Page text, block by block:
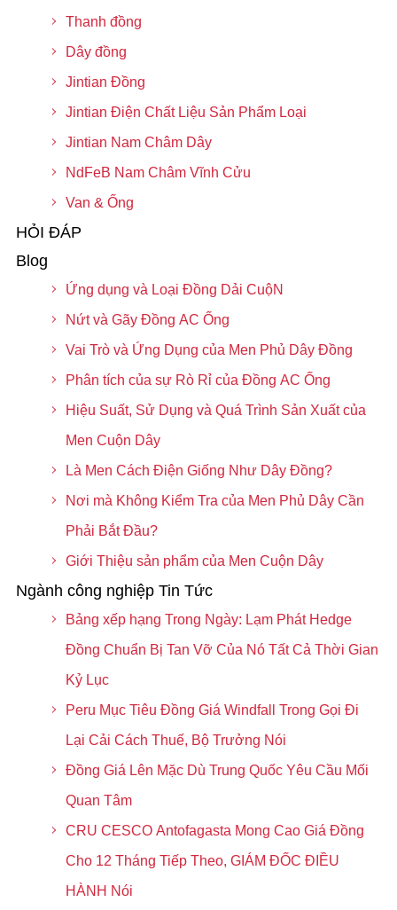
Thanh đồng
Dây đồng
Jintian Đồng
Jintian Điện Chất Liệu Sản Phẩm Loại
Jintian Nam Châm Dây
NdFeB Nam Châm Vĩnh Cửu
Van & Ống
HỎI ĐÁP
Blog
Ứng dụng và Loại Đồng Dải CuộN
Nứt và Gãy Đồng AC Ống
Vai Trò và Ứng Dụng của Men Phủ Dây Đồng
Phân tích của sự Rò Rỉ của Đồng AC Ống
Hiệu Suất, Sử Dụng và Quá Trình Sản Xuất của
Men Cuộn Dây
Là Men Cách Điện Giống Như Dây Đồng?
Nơi mà Không Kiểm Tra của Men Phủ Dây Cần
Phải Bắt Đầu?
Giới Thiệu sản phẩm của Men Cuộn Dây
Ngành công nghiệp Tin Tức
Bảng xếp hạng Trong Ngày: Lạm Phát Hedge
Đồng Chuẩn Bị Tan Vỡ Của Nó Tất Cả Thời Gian
Kỷ Lục
Peru Mục Tiêu Đồng Giá Windfall Trong Gọi Đi
Lại Cải Cách Thuế, Bộ Trưởng Nói
Đồng Giá Lên Mặc Dù Trung Quốc Yêu Cầu Mối
Quan Tâm
CRU CESCO Antofagasta Mong Cao Giá Đồng
Cho 12 Tháng Tiếp Theo, GIÁM ĐỐC ĐIỀU
HÀNH Nói